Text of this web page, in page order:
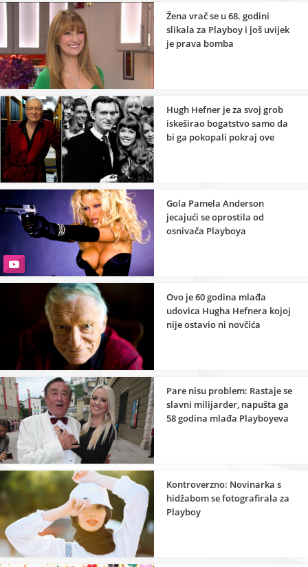
Žena vrač se u 68. godini
slikala za Playboy i još uvijek
je prava bomba
Hugh Hefner je za svoj grob
iskeširao bogatstvo samo da
bi ga pokopali pokraj ove
Gola Pamela Anderson
jecajući se oprostila od
osnivača Playboya
Ovo je 60 godina mlađa
udovica Hugha Hefnera kojoj
nije ostavio ni novčića
Pare nisu problem: Rastaje se
slavni milijarder, napušta ga
58 godina mlađa Playboyeva
Kontroverzno: Novinarka s
hidžabom se fotografirala za
Playboy